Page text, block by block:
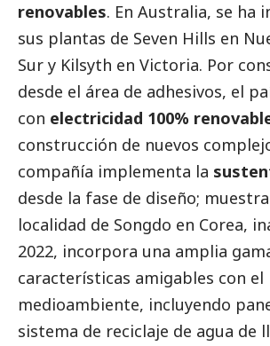
renovables. En Australia, se ha
sus plantas de Seven Hills en
Sur y Kilsyth en Victoria. Por
desde el área de adhesivos, el
con electricidad 100%
construcción de nuevos
compañía implementa la
desde la fase de diseño;
localidad de Songdo en Corea,
2022, incorpora una amplia
características amigables con el
medioambiente, incluyendo
sistema de reciclaje de agua de